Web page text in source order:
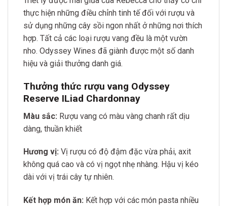
thực hiện những điều chỉnh tinh tế đối với rượu và
sử dụng những cây sồi ngon nhất ở những nơi thích
hợp. Tất cả các loại rượu vang đều là một vườn
nho. Odyssey Wines đã giành được một số danh
hiệu và giải thưởng danh giá.
Thưởng thức rượu vang Odyssey
Reserve ILiad Chardonnay
Màu sắc: Rượu vang có màu vàng chanh rất dịu
dàng, thuần khiết
Hương vị: Vị rượu có độ đậm đặc vừa phải, axit
không quá cao và có vị ngọt nhẹ nhàng. Hậu vị kéo
dài với vị trái cây tự nhiên.
Kết hợp món ăn: Kết hợp với các món pasta nhiều